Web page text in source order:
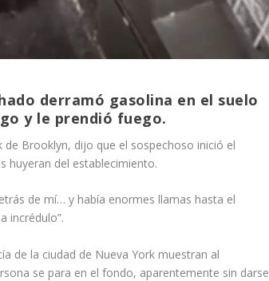
derramó gasolina en el suelo
y le prendió fuego.
de Brooklyn, dijo que el sospechoso inició el
huyeran del establecimiento.
de mí… y había enormes llamas hasta el
incrédulo”.
de la ciudad de Nueva York muestran al
se para en el fondo, aparentemente sin darse